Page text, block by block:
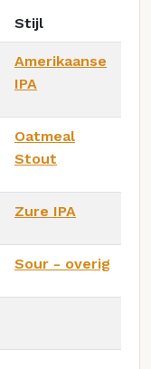
Stijl
Amerikaanse
IPA
Oatmeal
Stout
Zure IPA
Sour - overig